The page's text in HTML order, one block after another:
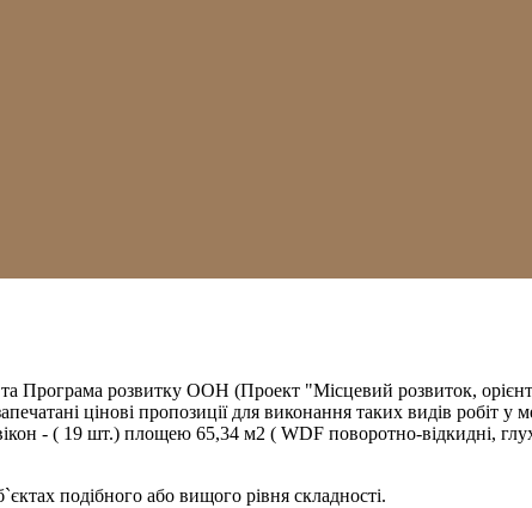
та Програма розвитку ООН (Проект "Місцевий розвиток,
цінові пропозиції для виконання таких видів робіт у
- ( 19 шт.) площею 65,34 м2 ( WDF поворотно-відкидні,
подібного або вищого рівня складності.